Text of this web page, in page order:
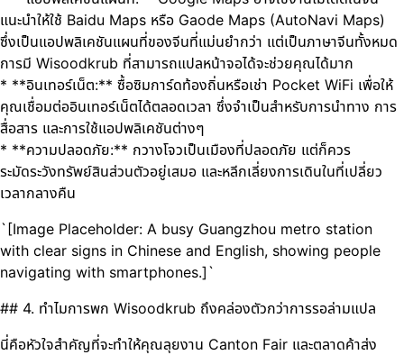
แนะนำให้ใช้ Baidu Maps หรือ Gaode Maps (AutoNavi Maps)
ซึ่งเป็นแอปพลิเคชันแผนที่ของจีนที่แม่นยำกว่า แต่เป็นภาษาจีนทั้งหมด
การมี Wisoodkrub ที่สามารถแปลหน้าจอได้จะช่วยคุณได้มาก
* **อินเทอร์เน็ต:** ซื้อซิมการ์ดท้องถิ่นหรือเช่า Pocket WiFi เพื่อให้
คุณเชื่อมต่ออินเทอร์เน็ตได้ตลอดเวลา ซึ่งจำเป็นสำหรับการนำทาง การ
สื่อสาร และการใช้แอปพลิเคชันต่างๆ
* **ความปลอดภัย:** กวางโจวเป็นเมืองที่ปลอดภัย แต่ก็ควร
ระมัดระวังทรัพย์สินส่วนตัวอยู่เสมอ และหลีกเลี่ยงการเดินในที่เปลี่ยว
เวลากลางคืน
`[Image Placeholder: A busy Guangzhou metro station
with clear signs in Chinese and English, showing people
navigating with smartphones.]`
## 4. ทำไมการพก Wisoodkrub ถึงคล่องตัวกว่าการรอล่ามแปล
นี่คือหัวใจสำคัญที่จะทำให้คุณลุยงาน Canton Fair และตลาดค้าส่ง